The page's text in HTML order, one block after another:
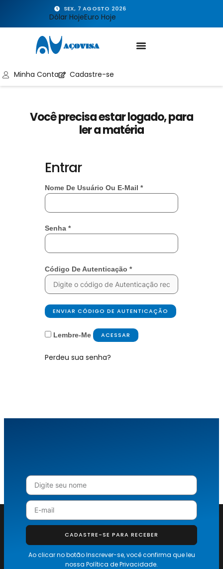
SEX, 7 AGOSTO 2026
Dólar HojeEuro Hoje
Minha Conta Cadastre-se
Você precisa estar logado, para
ler a matéria
Entrar
Nome De Usuário Ou E-Mail *
Senha *
Código De Autenticação *
ENVIAR CÓDIGO DE AUTENTICAÇÃO
Lembre-Me ACESSAR
Perdeu sua senha?
CADASTRE-SE PARA RECEBER
Ao clicar no botão Inscrever-se, você confirma que leu
nossa Política de Privacidade.